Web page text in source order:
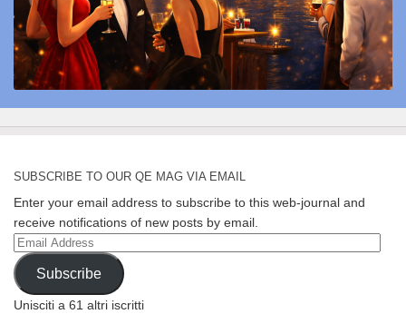
SUBSCRIBE TO OUR QE MAG VIA EMAIL
Enter your email address to subscribe to this web-journal and
receive notifications of new posts by email.
Email
Address
Subscribe
Unisciti a 61 altri iscritti